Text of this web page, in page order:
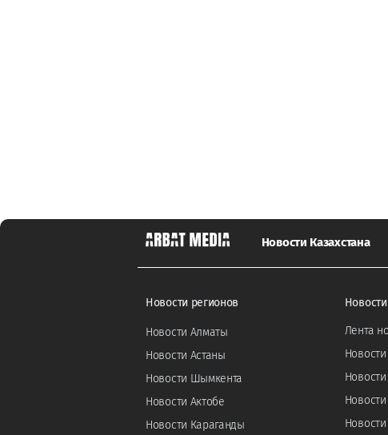
Новости Казахстана
Новости регионов
Новости Алматы
Новости Астаны
Новости Шымкента
Новости Актобе
Новости Караганды
Лента
Новости